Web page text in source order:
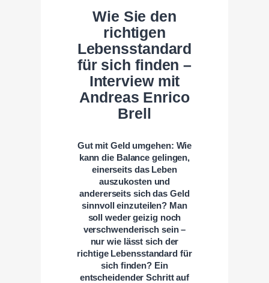
Wie Sie den
richtigen
Lebensstandard
für sich finden –
Interview mit
Andreas Enrico
Brell
Gut mit Geld umgehen: Wie
kann die Balance gelingen,
einerseits das Leben
auszukosten und
andererseits sich das Geld
sinnvoll einzuteilen? Man
soll weder geizig noch
verschwenderisch sein –
nur wie lässt sich der
richtige Lebensstandard für
sich finden? Ein
entscheidender Schritt auf